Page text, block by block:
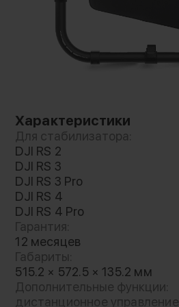
Характеристики
Для стабилизатора:
DJI RS 2
DJI RS 3
DJI RS 3 Pro
DJI RS 4
DJI RS 4 Pro
Гарантия:
12 месяцев
Габариты:
515.2 × 572.5 × 135.2 мм
Дополнительные функции:
дистанционное управление